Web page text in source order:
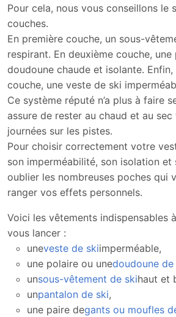
Pour cela, nous vous conseillons le
couches.
En première couche, un sous-
respirant. En deuxième couche,
doudoune chaude et isolante.
couche, une veste de ski
Ce système réputé n’a plus à faire
assure de rester au chaud et au
journées sur les pistes.
Pour choisir correctement votre
son imperméabilité, son isolation
oublier les nombreuses poches qui
ranger vos effets personnels.
Voici les vêtements indispensables
vous lancer :
uneveste de skiimperméable,
une polaire ou unedoudoune de
unsous-vêtement de skihaut et
unpantalon de ski,
une paire degants ou moufles